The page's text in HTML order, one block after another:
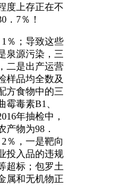
度上存正在不
．7％！
；导致这些
泉源污染，三
二是出产运营
样品均全数及
方食物中的三
霉毒素B1、
年抽检中，
产物为98．
％，一是靶向
投入品的违规
超标；包罗土
属和无机物正